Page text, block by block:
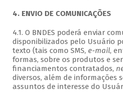
4. ENVIO DE COMUNICAÇÕES
4.1. O BNDES poderá enviar
disponibilizados pelo Usuário
texto (tais como SMS, e-mail,
formas, sobre os produtos e
financiamentos contratados,
diversos, além de informações
assuntos de interesse do